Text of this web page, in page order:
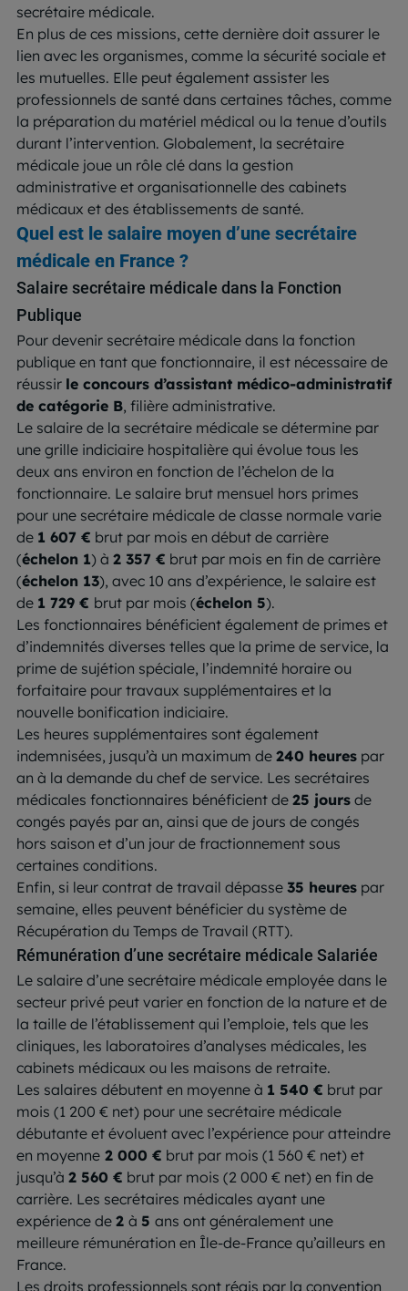
secrétaire médicale.
En plus de ces missions, cette dernière doit assurer le
lien avec les organismes, comme la sécurité sociale et
les mutuelles. Elle peut également assister les
professionnels de santé dans certaines tâches, comme
la préparation du matériel médical ou la tenue d’outils
durant l’intervention. Globalement, la secrétaire
médicale joue un rôle clé dans la gestion
administrative et organisationnelle des cabinets
médicaux et des établissements de santé.
Quel est le salaire moyen d’une secrétaire
médicale en France ?
Salaire secrétaire médicale dans la Fonction
Publique
Pour devenir secrétaire médicale dans la fonction
publique en tant que fonctionnaire, il est nécessaire de
réussir le concours d’assistant médico-administratif
de catégorie B, filière administrative.
Le salaire de la secrétaire médicale se détermine par
une grille indiciaire hospitalière qui évolue tous les
deux ans environ en fonction de l’échelon de la
fonctionnaire. Le salaire brut mensuel hors primes
pour une secrétaire médicale de classe normale varie
de 1 607 € brut par mois en début de carrière
(échelon 1) à 2 357 € brut par mois en fin de carrière
(échelon 13), avec 10 ans d’expérience, le salaire est
de 1 729 € brut par mois (échelon 5).
Les fonctionnaires bénéficient également de primes et
d’indemnités diverses telles que la prime de service, la
prime de sujétion spéciale, l’indemnité horaire ou
forfaitaire pour travaux supplémentaires et la
nouvelle bonification indiciaire.
Les heures supplémentaires sont également
indemnisées, jusqu’à un maximum de 240 heures par
an à la demande du chef de service. Les secrétaires
médicales fonctionnaires bénéficient de 25 jours de
congés payés par an, ainsi que de jours de congés
hors saison et d’un jour de fractionnement sous
certaines conditions.
Enfin, si leur contrat de travail dépasse 35 heures par
semaine, elles peuvent bénéficier du système de
Récupération du Temps de Travail (RTT).
Rémunération d’une secrétaire médicale Salariée
Le salaire d’une secrétaire médicale employée dans le
secteur privé peut varier en fonction de la nature et de
la taille de l’établissement qui l’emploie, tels que les
cliniques, les laboratoires d’analyses médicales, les
cabinets médicaux ou les maisons de retraite.
Les salaires débutent en moyenne à 1 540 € brut par
mois (1 200 € net) pour une secrétaire médicale
débutante et évoluent avec l’expérience pour atteindre
en moyenne 2 000 € brut par mois (1 560 € net) et
jusqu’à 2 560 € brut par mois (2 000 € net) en fin de
carrière. Les secrétaires médicales ayant une
expérience de 2 à 5 ans ont généralement une
meilleure rémunération en Île-de-France qu’ailleurs en
France.
Les droits professionnels sont régis par la convention